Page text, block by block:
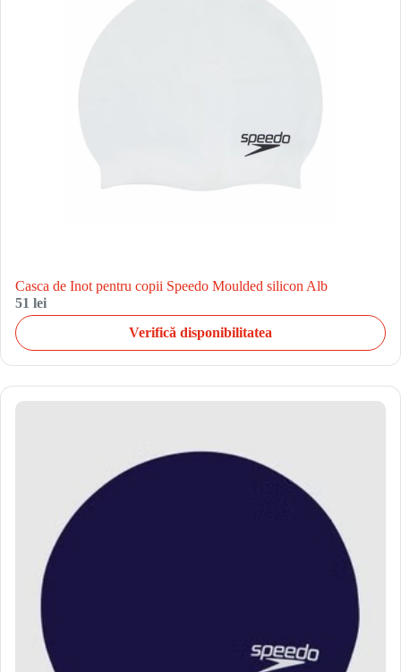
Casca de Inot pentru copii Speedo Moulded silicon Alb
51 lei
Verifică disponibilitatea